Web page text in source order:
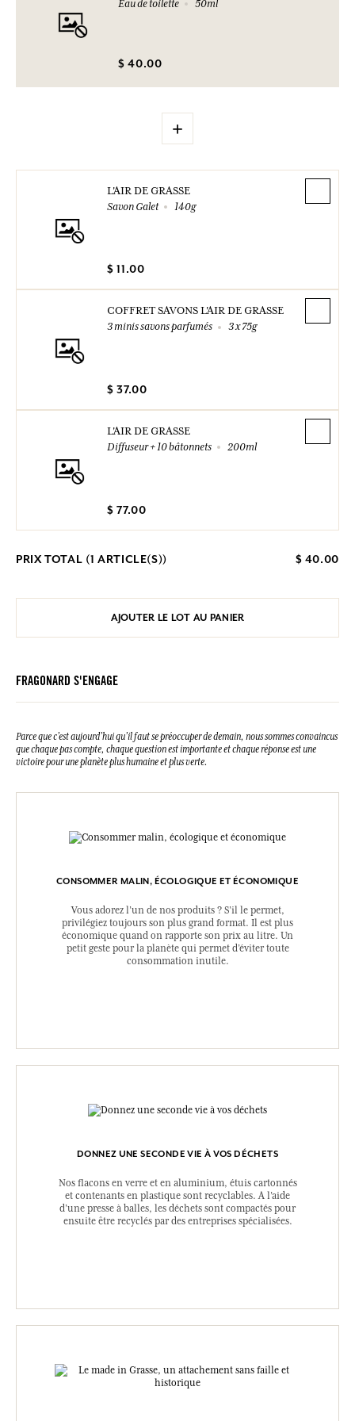
Eau de toilette
50ml
$ 40.00
+
L'AIR DE GRASSE
Savon Galet
140g
$ 11.00
COFFRET SAVONS L'AIR DE GRASSE
3 minis savons parfumés
3 x 75g
$ 37.00
L'AIR DE GRASSE
Diffuseur + 10 bâtonnets
200ml
$ 77.00
PRIX TOTAL (1 ARTICLE(S)) $ 40.00
AJOUTER LE LOT AU PANIER
FRAGONARD S'ENGAGE
Parce que c’est aujourd’hui qu’il faut se préoccuper de demain, nous sommes convaincus
que chaque pas compte, chaque question est importante et chaque réponse est une
victoire pour une planète plus humaine et plus verte.
CONSOMMER MALIN, ÉCOLOGIQUE ET ÉCONOMIQUE
Vous adorez l’un de nos produits ? S’il le permet,
privilégiez toujours son plus grand format. Il est plus
économique quand on rapporte son prix au litre. Un
petit geste pour la planète qui permet d’éviter toute
consommation inutile.
DONNEZ UNE SECONDE VIE À VOS DÉCHETS
Nos flacons en verre et en aluminium, étuis cartonnés
et contenants en plastique sont recyclables. A l’aide
d’une presse à balles, les déchets sont compactés pour
ensuite être recyclés par des entreprises spécialisées.